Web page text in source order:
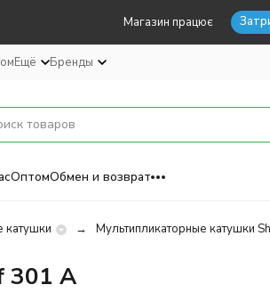
Магазин працює
Ещё Бренды
ОптомОбмен и возврат
катушки Мультипликаторные катушки
301 A